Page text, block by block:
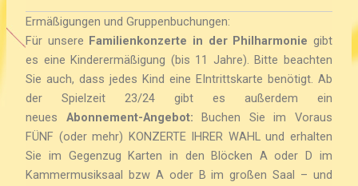
Ermäßigungen und Gruppenbuchungen:
Für unsere Familienkonzerte in der Philharmonie gibt
es eine Kinderermäßigung (bis 11 Jahre). Bitte beachten
Sie auch, dass jedes Kind eine EIntrittskarte benötigt. Ab
der Spielzeit 23/24 gibt es außerdem ein
neues Abonnement-Angebot: Buchen Sie im Voraus
FÜNF (oder mehr) KONZERTE IHRER WAHL und erhalten
Sie im Gegenzug Karten in den Blöcken A oder D im
Kammermusiksaal bzw A oder B im großen Saal – und